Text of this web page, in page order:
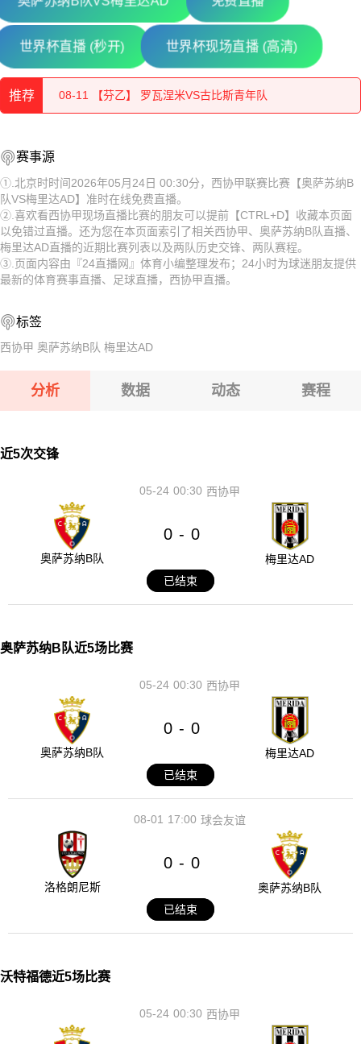
世界杯直播 (秒开) 世界杯现场直播 (高清)
推荐
08-11 【芬乙】 TPV坦佩雷VS莎埃帕
08-11 【芬乙】 罗瓦涅米VS古比斯青年队
08-11 【芬乙】 于韦斯屈莱VS坦佩雷
08-11 【亚精英赛】 塔什干棉农VS胡塞因
08-11 【欧冠】 凯拉特VS索非亚列夫斯基
08-11 【俄杯】 奥布宁斯克量子VSFK梁赞
08-11 【芬乙】 中新地VS图尔库国际B队
08-11 【芬乙】 于韦斯屈莱VS坦佩雷
08-11 【欧女锦U16B级】 比利时女篮U16VS波黑女篮U16
赛事源
①.北京时时间2026年05月24日 00:30分，西协甲联赛比赛【奥萨苏纳B
队VS梅里达AD】准时在线免费直播。
②.喜欢看西协甲现场直播比赛的朋友可以提前【CTRL+D】收藏本页面
以免错过直播。还为您在本页面索引了相关西协甲、奥萨苏纳B队直播、
梅里达AD直播的近期比赛列表以及两队历史交锋、两队赛程。
③.页面内容由『24直播网』体育小编整理发布；24小时为球迷朋友提供
最新的体育赛事直播、足球直播，西协甲直播。
标签
西协甲 奥萨苏纳B队 梅里达AD
分析 数据 动态 赛程
近5次交锋
00:30
05-24 西协甲
奥萨苏纳B队
0 - 0
梅里达AD
已结束
奥萨苏纳B队近5场比赛
00:30
05-24 西协甲
奥萨苏纳B队
0 - 0
梅里达AD
已结束
17:00
08-01 球会友谊
洛格朗尼斯
0 - 0
奥萨苏纳B队
已结束
沃特福德近5场比赛
00:30
05-24 西协甲